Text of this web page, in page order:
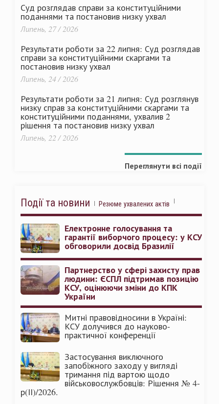
Суд розглядав справи за конституційними
поданнями та постановив низку ухвал
Липень, 27 / 2026
Результати роботи за 22 липня: Суд розглядав
справи за конституційними скаргами та
постановив низку ухвал
Липень, 24 / 2026
Результати роботи за 21 липня: Суд розглянув
низку справ за конституційними скаргами та
конституційними поданнями, ухвалив 2
рішення та постановив низку ухвал
Липень, 22 / 2026
Переглянути всі події
Події та новини Резюме ухвалених актів
Електронне голосування та
гарантії виборчого процесу: у КСУ
обговорили досвід Бразилії
Партнерство у сфері захисту прав
людини: ЄСПЛ підтримав позицію
КСУ, оцінюючи зміни до КПК
України
Митні правовідносини в Україні:
КСУ долучився до науково-
практичної конференції
Застосування виключного
запобіжного заходу у вигляді
тримання під вартою щодо
військовослужбовців: Рішення № 4-
р(ІІ)/2026.